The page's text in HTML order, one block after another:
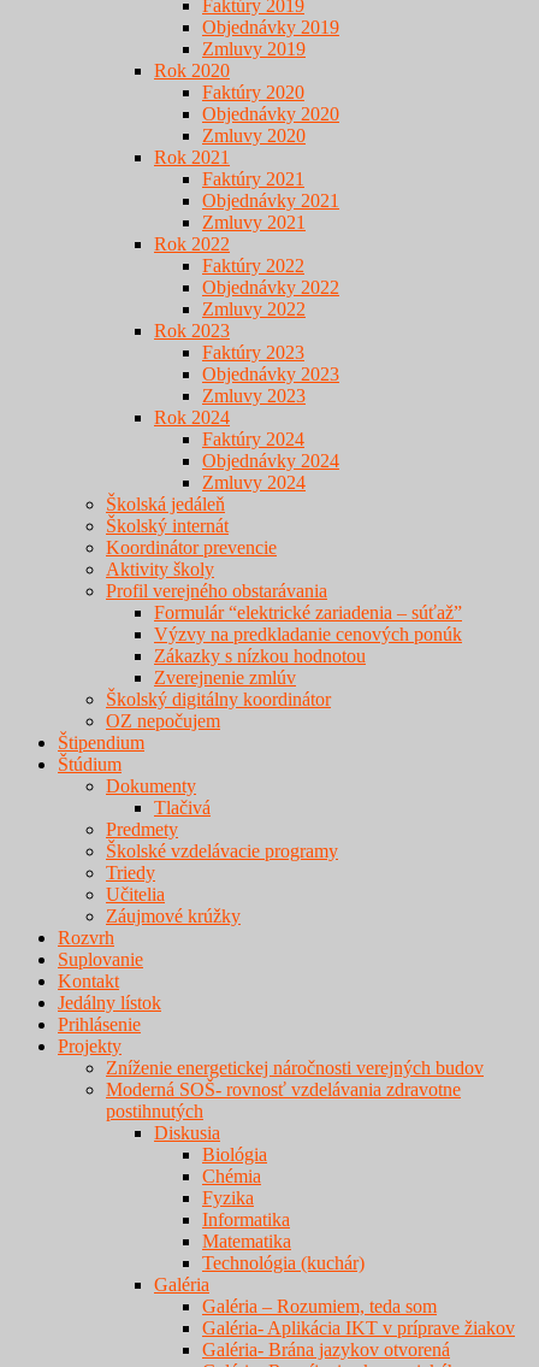
Faktúry 2019
Objednávky 2019
Zmluvy 2019
Rok 2020
Faktúry 2020
Objednávky 2020
Zmluvy 2020
Rok 2021
Faktúry 2021
Objednávky 2021
Zmluvy 2021
Rok 2022
Faktúry 2022
Objednávky 2022
Zmluvy 2022
Rok 2023
Faktúry 2023
Objednávky 2023
Zmluvy 2023
Rok 2024
Faktúry 2024
Objednávky 2024
Zmluvy 2024
Školská jedáleň
Školský internát
Koordinátor prevencie
Aktivity školy
Profil verejného obstarávania
Formulár “elektrické zariadenia – súťaž”
Výzvy na predkladanie cenových ponúk
Zákazky s nízkou hodnotou
Zverejnenie zmlúv
Školský digitálny koordinátor
OZ nepočujem
Štipendium
Štúdium
Dokumenty
Tlačivá
Predmety
Školské vzdelávacie programy
Triedy
Učitelia
Záujmové krúžky
Rozvrh
Suplovanie
Kontakt
Jedálny lístok
Prihlásenie
Projekty
Zníženie energetickej náročnosti verejných budov
Moderná SOŠ- rovnosť vzdelávania zdravotne
postihnutých
Diskusia
Biológia
Chémia
Fyzika
Informatika
Matematika
Technológia (kuchár)
Galéria
Galéria – Rozumiem, teda som
Galéria- Aplikácia IKT v príprave žiakov
Galéria- Brána jazykov otvorená